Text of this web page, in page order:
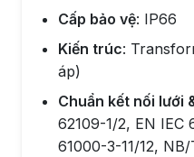
Cấp bảo vệ: IP66
Kiến trúc:
áp)
Chuẩn kết nối lưới
62109-1/2, EN IEC
61000-3-11/12,